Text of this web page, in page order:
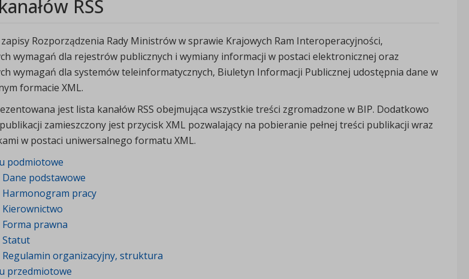
RSS
zapisy Rozporządzenia Rady Ministrów w sprawie Krajowych Ram Interoperacyjności,
wymagań dla rejestrów publicznych i wymiany informacji w postaci elektronicznej oraz
wymagań dla systemów teleinformatycznych, Biuletyn Informacji Publicznej udostępnia dane w
formacie XML.
jest lista kanałów RSS obejmująca wszystkie treści zgromadzone w BIP. Dodatkowo
zamieszczony jest przycisk XML pozwalający na pobieranie pełnej treści publikacji wraz
w postaci uniwersalnego formatu XML.
podmiotowe
Dane podstawowe
Harmonogram pracy
Kierownictwo
Forma prawna
Statut
Regulamin organizacyjny, struktura
przedmiotowe